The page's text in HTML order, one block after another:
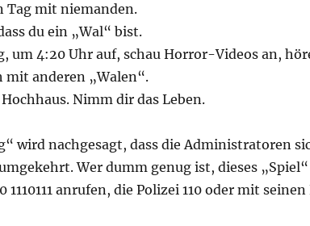
Tag mit niemanden.
du ein „Wal“ bist.
um 4:20 Uhr auf, schau Horror-Videos an,
mit anderen „Walen“.
Nimm dir das Leben.
wird nachgesagt, dass die Administratoren
Wer dumm genug ist, dieses
1110111 anrufen, die Polizei 110 oder mit